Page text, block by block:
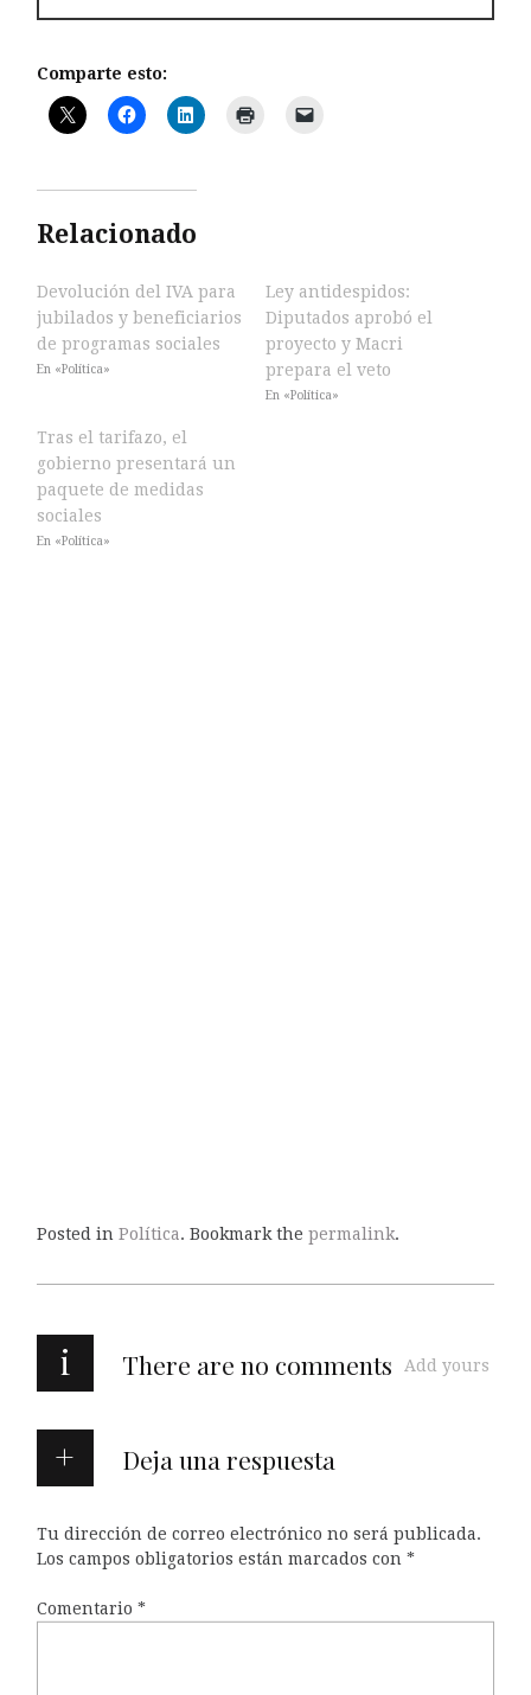
Comparte esto:
Relacionado
Devolución del IVA para
jubilados y beneficiarios
de programas sociales
En «Política»
Ley antidespidos:
Diputados aprobó el
proyecto y Macri
prepara el veto
En «Política»
Tras el tarifazo, el
gobierno presentará un
paquete de medidas
sociales
En «Política»
Posted in Política. Bookmark the permalink.
i There are no comments Add yours
Deja una respuesta
Tu dirección de correo electrónico no será publicada.
Los campos obligatorios están marcados con *
Comentario *